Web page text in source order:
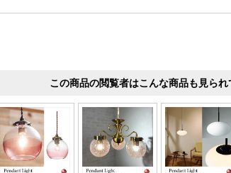
この商品の閲覧者はこんな商品も見られ